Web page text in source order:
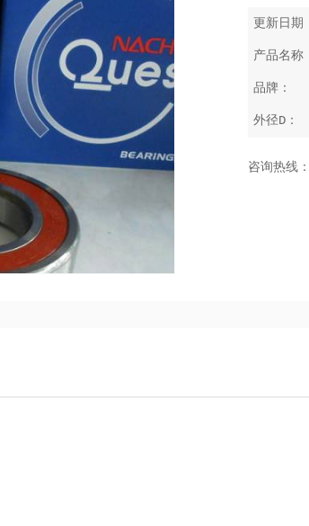
更新日期
产品名称
品牌：
外径D：
咨询热线